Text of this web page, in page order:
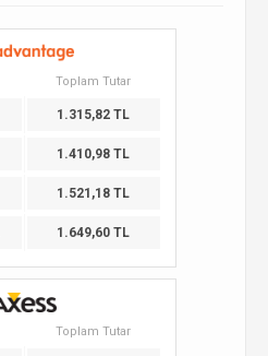
Toplam Tutar
1.315,82 TL
1.410,98 TL
1.521,18 TL
1.649,60 TL
Toplam Tutar